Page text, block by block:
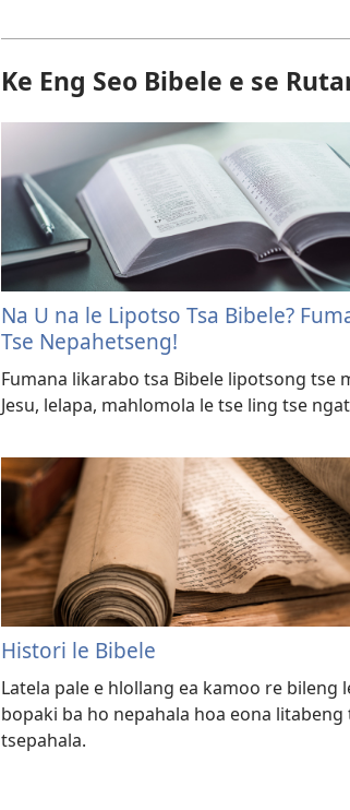
Ke Eng Seo Bibele e se
Na U na le Lipotso Tsa Bibele?
Tse Nepahetseng!
Fumana likarabo tsa Bibele lipotsong tse
Jesu, lelapa, mahlomola le tse ling tse
Histori le Bibele
Latela pale e hlollang ea kamoo re bileng
bopaki ba ho nepahala hoa eona
tsepahala.